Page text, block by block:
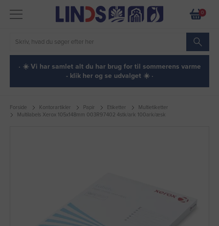
0
· ☀️ Vi har samlet alt du har brug for til sommerens varme
- klik her og se udvalget ☀️ ·
Forside Kontorartikler Papir Etiketter
Multietiketter
Multilabels Xerox 105x148mm 003R97402 4stk/ark 100ark/æsk